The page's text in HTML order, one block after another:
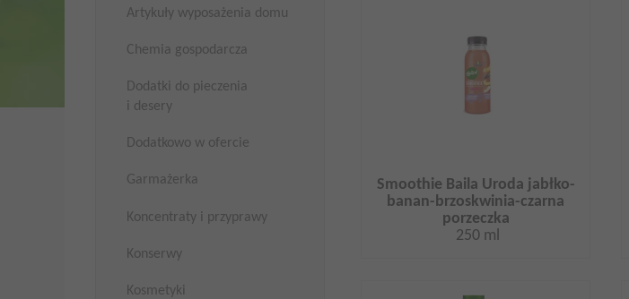
Artykuły wyposażenia domu
Chemia gospodarcza
Dodatki do pieczenia
i desery
Dodatkowo w ofercie
Garmażerka
Koncentraty i przyprawy
Konserwy
Kosmetyki
Smoothie Baila Uroda jabłko-
banan-brzoskwinia-czarna
porzeczka
250 ml